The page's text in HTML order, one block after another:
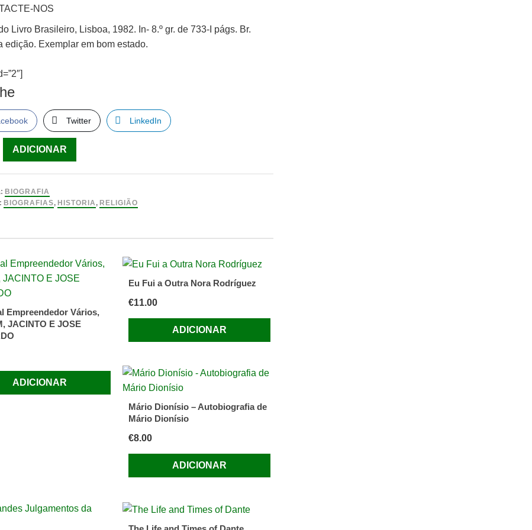
NOS
Livro Brasileiro, Lisboa, 1982. In- 8.º gr. de 733-I págs. Br.
edição. Exemplar em bom estado.
Twitter LinkedIn
ADICIONAR
BIOGRAFIA
BIOGRAFIAS, HISTORIA , RELIGIÃO
Empreendedor Vários,
JACINTO E JOSE
ADICIONAR
Eu Fui a Outra Nora Rodríguez
€11.00
ADICIONAR
Mário Dionísio – Autobiografia de
Mário Dionísio
€8.00
ADICIONAR